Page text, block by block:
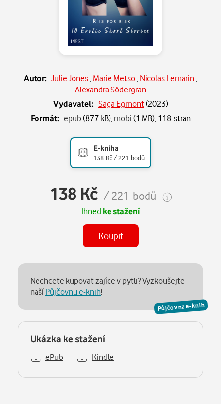
Autor: Julie Jones Marie Metso Nicolas Lemarin
Alexandra Södergran
Vydavatel: Saga Egmont(2023)
Formát: epub(877 kB), mobi(1 MB), 118 stran
E-kniha
138 Kč / 221 bodů
138 Kč / 221 bodů
Ihned ke stažení
Koupit
Půjčovna e-knih
Nechcete kupovat zajíce v pytli? Vyzkoušejte
našíPůjčovnu e-knih!
Ukázka ke stažení
ePub Kindle